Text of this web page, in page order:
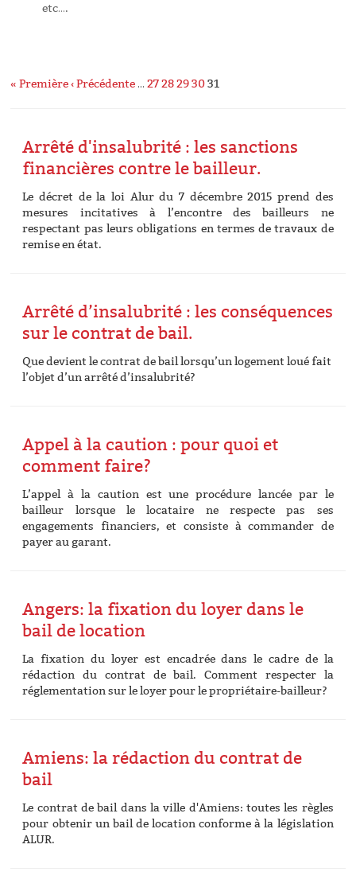
etc….
« Première ‹ Précédente … 27 28 29 30 31
Arrêté d'insalubrité : les sanctions
financières contre le bailleur.
Le décret de la loi Alur du 7 décembre 2015 prend des
mesures incitatives à l’encontre des bailleurs ne
respectant pas leurs obligations en termes de travaux de
remise en état.
Arrêté d’insalubrité : les conséquences
sur le contrat de bail.
Que devient le contrat de bail lorsqu’un logement loué fait
l’objet d’un arrêté d’insalubrité?
Appel à la caution : pour quoi et
comment faire?
L’appel à la caution est une procédure lancée par le
bailleur lorsque le locataire ne respecte pas ses
engagements financiers, et consiste à commander de
payer au garant.
Angers: la fixation du loyer dans le
bail de location
La fixation du loyer est encadrée dans le cadre de la
rédaction du contrat de bail. Comment respecter la
réglementation sur le loyer pour le propriétaire-bailleur?
Amiens: la rédaction du contrat de
bail
Le contrat de bail dans la ville d'Amiens: toutes les règles
pour obtenir un bail de location conforme à la législation
ALUR.